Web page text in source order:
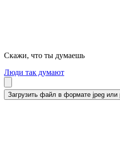
Скажи, что ты думаешь
Люди так думают